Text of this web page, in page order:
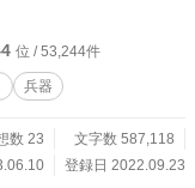
位 / 53,244件
兵器
数 23
文字数 587,118
登録日 2022.09.23